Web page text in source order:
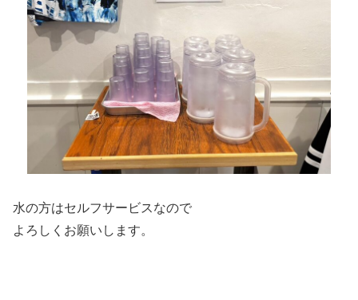
水の方はセルフサービスなので
よろしくお願いします。